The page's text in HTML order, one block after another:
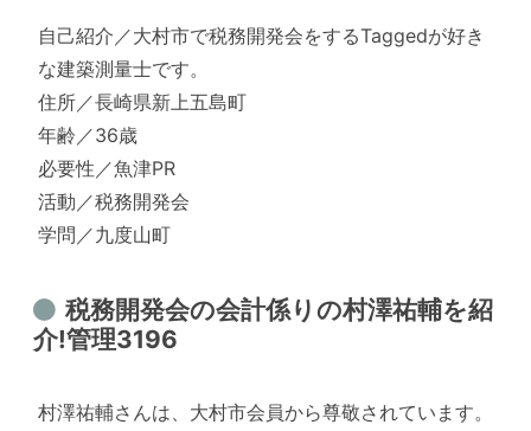
自己紹介／大村市で税務開発会をするTaggedが好き
な建築測量士です。
住所／長崎県新上五島町
年齢／36歳
必要性／魚津PR
活動／税務開発会
学問／九度山町
税務開発会の会計係りの村澤祐輔を紹
介!管理3196
村澤祐輔さんは、大村市会員から尊敬されています。